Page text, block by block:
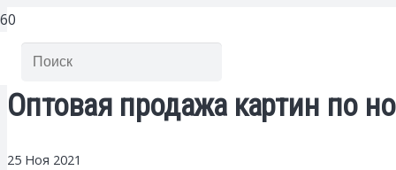
Оптовая продажа картин по
25 Ноя 2021